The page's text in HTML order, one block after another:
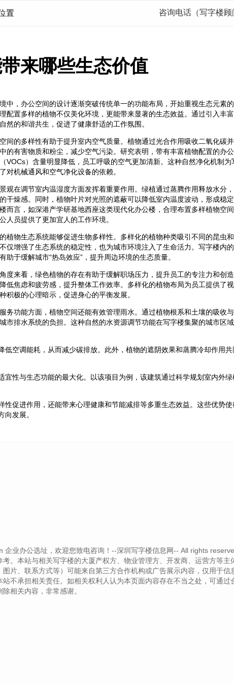
置 咨询电话（写字楼
来哪些生态价值
中，办公空间的设计逐渐突破传统单一的功能布局，开始重视生态元素
配置多样的植物不仅美化环境，更能带来显著的生态效益。通过引入丰
然的和谐共生，促进了健康舒适的工作氛围。
间的多样性有助于提升室内空气质量。植物通过光合作用吸收二氧化碳
的有害物质和粉尘，减少空气污染。研究表明，带有丰富植物配置的办
VOCs）含量明显降低，员工呼吸的空气更加清新。这种自然净化机制
对机械通风和空气净化设备的依赖。
观在调节室内温湿度方面发挥着重要作用。绿植通过蒸腾作用释放水分
干燥感。同时，植物叶片对光照的遮蔽可以降低室内温度波动，形成稳
而言，如深港产学研基地西座这类现代化办公楼，合理布置多样植物空
人员提供了更加宜人的工作环境。
植物生态系统能够促进生物多样性。多样化的植物种类吸引不同的昆虫
仅增强了生态系统的稳定性，也为城市环境注入了生命活力。写字楼内
助于缓解城市“热岛效应”，提升周边环境的生态质量。
度来看，绿色植物的存在有助于缓解职场压力，提升员工的专注力和创
低焦虑和疲劳感，提升整体工作效率。多样化的植物布局为员工提供了
积极的心理暗示，促进身心的平衡发展。
务功能方面，植物空间还能有效管理雨水。通过植物根系和土壤的吸收
市排水系统的负担。这种自然的水资源调节功能在写字楼集聚的城市区
空调能耗，从而减少碳排放。此外，植物的遮阴效果和蒸腾冷却作用
性与生态功能的最大化。以该项目为例，该建筑通过科学规划室内外
促进作用，还能带来心理健康和节能减排等多重生态效益。这些优势
发展。
业办公选址，欢迎您致电咨询！--深圳写字楼信息网-- All rights
。本站与相关写字楼的大厦产权方、物业管理方、开发商、运营方等
、联系方式等）可能来自第三方合作机构或广告展示内容，仅用于信
不承担相关责任。如相关权利人认为本页面内容存在不当之处，可通过
相关内容，非常感谢。